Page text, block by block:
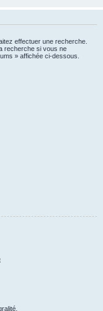
effectuer une recherche.
recherche si vous ne
» affichée ci-dessous.